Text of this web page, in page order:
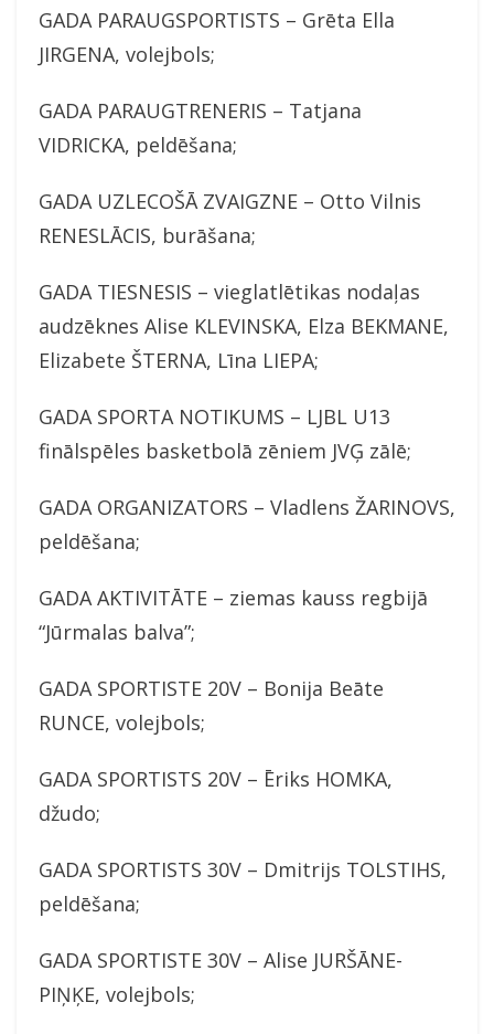
GADA PARAUGSPORTISTS – Grēta Ella
JIRGENA, volejbols;
GADA PARAUGTRENERIS – Tatjana
VIDRICKA, peldēšana;
GADA UZLECOŠĀ ZVAIGZNE – Otto Vilnis
RENESLĀCIS, burāšana;
GADA TIESNESIS – vieglatlētikas nodaļas
audzēknes Alise KLEVINSKA, Elza BEKMANE,
Elizabete ŠTERNA, Līna LIEPA;
GADA SPORTA NOTIKUMS – LJBL U13
finālspēles basketbolā zēniem JVĢ zālē;
GADA ORGANIZATORS – Vladlens ŽARINOVS,
peldēšana;
GADA AKTIVITĀTE – ziemas kauss regbijā
“Jūrmalas balva”;
GADA SPORTISTE 20V – Bonija Beāte
RUNCE, volejbols;
GADA SPORTISTS 20V – Ēriks HOMKA,
džudo;
GADA SPORTISTS 30V – Dmitrijs TOLSTIHS,
peldēšana;
GADA SPORTISTE 30V – Alise JURŠĀNE-
PIŅĶE, volejbols;